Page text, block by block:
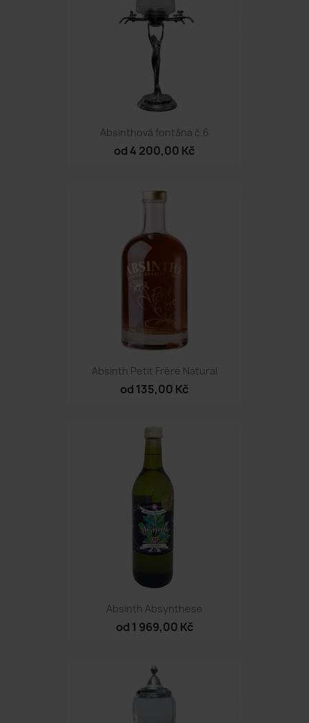
Absinthová fontána č.6
od 4 200,00 Kč
Absinth Petit Frére Natural
od 135,00 Kč
Absinth Absynthese
od 1 969,00 Kč